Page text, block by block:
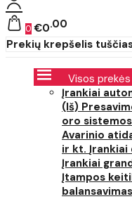
0 €0 00
Prekių krepšelis
Visos prekės
Įrankiai
(Iš)
oro
Avarinio
ir kt. Įrankiai
Įrankiai
Įtampos